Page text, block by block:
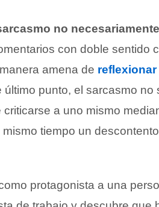
no
con doble sentido
amena de reflexionar
punto, el sarcasmo no
a uno mismo
tiempo un
protagonista a una